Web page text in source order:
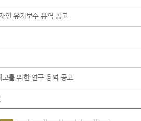
인 유지보수 용역 공고
를 위한 연구 용역 공고